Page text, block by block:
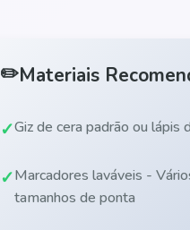
✏️Materiais
Giz de cera padrão ou lápis
Marcadores laváveis -
tamanhos de ponta